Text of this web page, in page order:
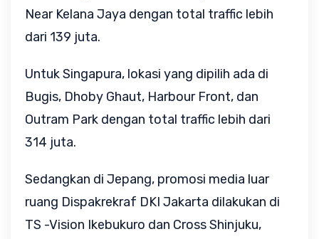
Near Kelana Jaya dengan total traffic lebih
dari 139 juta.
Untuk Singapura, lokasi yang dipilih ada di
Bugis, Dhoby Ghaut, Harbour Front, dan
Outram Park dengan total traffic lebih dari
314 juta.
Sedangkan di Jepang, promosi media luar
ruang Dispakrekraf DKI Jakarta dilakukan di
TS -Vision Ikebukuro dan Cross Shinjuku,